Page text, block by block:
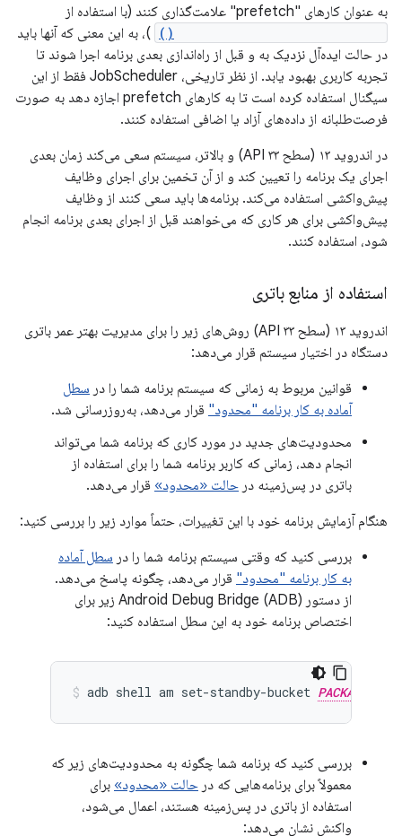
به عنوان کارهای "prefetch" علامت‌گذاری کنند (با استفاده از
)، به این معنی که آنها باید
در حالت ایده‌آل نزدیک به و قبل از راه‌اندازی بعدی برنامه اجرا شوند تا
تجربه کاربری بهبود یابد. از نظر تاریخی، JobScheduler فقط از این
سیگنال استفاده کرده است تا به کارهای prefetch اجازه دهد به صورت
فرصت‌طلبانه از داده‌های آزاد یا اضافی استفاده کنند.
در اندروید ۱۳ (سطح API ۳۳) و بالاتر، سیستم سعی می‌کند زمان بعدی
اجرای یک برنامه را تعیین کند و از آن تخمین برای اجرای وظایف
پیش‌واکشی استفاده می‌کند. برنامه‌ها باید سعی کنند از وظایف
پیش‌واکشی برای هر کاری که می‌خواهند قبل از اجرای بعدی برنامه انجام
شود، استفاده کنند.
استفاده از منابع باتری
اندروید ۱۳ (سطح API ۳۳) روش‌های زیر را برای مدیریت بهتر عمر باتری
دستگاه در اختیار سیستم قرار می‌دهد:
قوانین مربوط به زمانی که سیستم برنامه شما را در سطل
آماده به کار برنامه "محدود" قرار می‌دهد، به‌روزرسانی شد.
محدودیت‌های جدید در مورد کاری که برنامه شما می‌تواند
انجام دهد، زمانی که کاربر برنامه شما را برای استفاده از
باتری در پس‌زمینه در حالت «محدود» قرار می‌دهد.
هنگام آزمایش برنامه خود با این تغییرات، حتماً موارد زیر را بررسی کنید:
بررسی کنید که وقتی سیستم برنامه شما را در سطل آماده
به کار برنامه "محدود" قرار می‌دهد، چگونه پاسخ می‌دهد.
از دستور Android Debug Bridge (ADB) زیر برای
اختصاص برنامه خود به این سطل استفاده کنید:
adb shell am set-standby-bucket
بررسی کنید که برنامه شما چگونه به محدودیت‌های زیر که
معمولاً برای برنامه‌هایی که در حالت «محدود» برای
استفاده از باتری در پس‌زمینه هستند، اعمال می‌شود،
واکنش نشان می‌دهد: